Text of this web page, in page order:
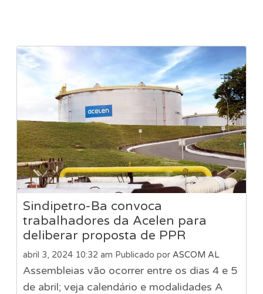
Sindipetro-Ba convoca
trabalhadores da Acelen para
deliberar proposta de PPR
abril 3, 2024 10:32 am Publicado por ASCOM AL
Assembleias vão ocorrer entre os dias 4 e 5
de abril; veja calendário e modalidades A